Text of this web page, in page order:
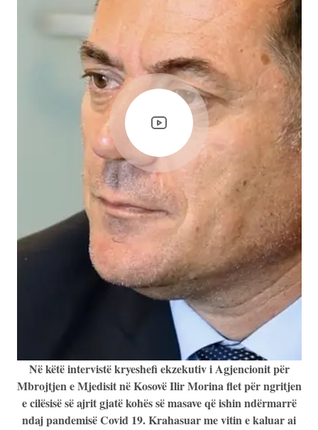
Në këtë intervistë kryeshefi ekzekutiv i Agjencionit për
Mbrojtjen e Mjedisit në Kosovë Ilir Morina flet për ngritjen
e cilësisë së ajrit gjatë kohës së masave që ishin ndërmarrë
ndaj pandemisë Covid 19. Krahasuar me vitin e kaluar ai